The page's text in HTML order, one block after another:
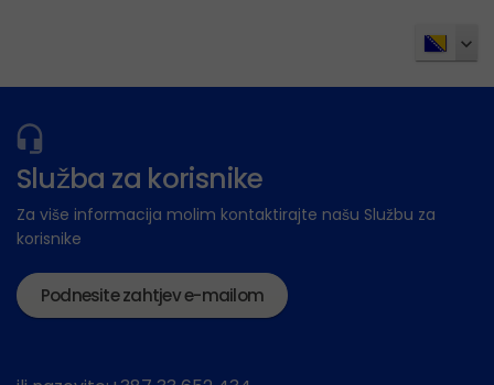
Služba za korisnike
Za više informacija molim kontaktirajte našu Službu za
korisnike
Podnesite zahtjev e-mailom